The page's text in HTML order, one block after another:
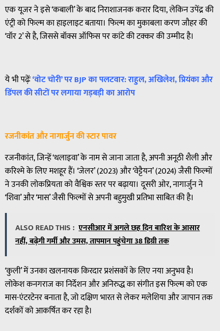
एक यूजर ने इसे ‘कबाली’ के बाद निराशाजनक करार दिया, लेकिन उपेंद्र की
एंट्री को फिल्म का हाइलाइट बताया। फिल्म का मुकाबला करण जौहर की
‘वॉर 2’ से है, जिससे बॉक्स ऑफिस पर कांटे की टक्कर की उम्मीद है।
ये भी पढ़ेंः‘वोट चोरी’ पर BJP का पलटवार: राहुल, अखिलेश, प्रियंका और
डिंपल की सीटों पर लगाया गड़बड़ी का आरोप
रजनीकांत और नागार्जुन की स्टार पावर
रजनीकांत, जिन्हें ‘थलाइवा’ के नाम से जाना जाता है, अपनी अनूठी शैली और
करिश्मे के लिए मशहूर हैं। ‘जेलर’ (2023) और ‘वेट्टैयन’ (2024) जैसी फिल्मों
ने उनकी लोकप्रियता को वैश्विक स्तर पर बढ़ाया। दूसरी ओर, नागार्जुन ने
‘शिवा’ और ‘मास’ जैसी फिल्मों से अपनी बहुमुखी प्रतिभा साबित की है।
ALSO READ THIS : एनसीआर में अगले छह दिन बारिश के आसार
नहीं, बढ़ेगी गर्मी और उमस, तापमान पहुंचेगा 38 डिग्री तक
‘कुली’ में उनका खलनायक किरदार प्रशंसकों के लिए नया अनुभव है।
लोकेश कनगराज का निर्देशन और अनिरुद्ध का संगीत इस फिल्म को एक
मास-एंटरटेनर बनाता है, जो दक्षिण भारत से लेकर मलेशिया और जापान तक
दर्शकों को आकर्षित कर रहा है।